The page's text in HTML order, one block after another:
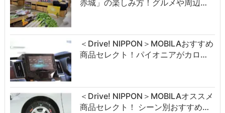
赤城」の楽しみ方！グルメや周辺…
＜Drive! NIPPON＞MOBILAおすすめ
商品セレクト！パイオニアがカロ…
＜Drive! NIPPON＞MOBILAオススメ
商品セレクト！ シーン別おすすめ…